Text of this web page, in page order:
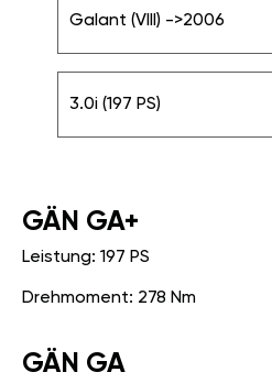
Galant (VIII) ->2006
3.0i (197 PS)
GÄN GA+
Leistung: 197 PS
Drehmoment: 278 Nm
GÄN GA